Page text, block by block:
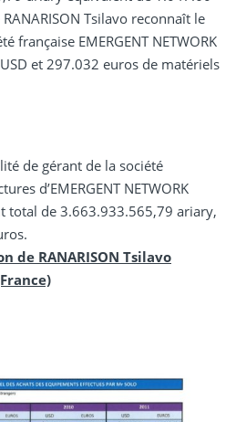
Tsilavo reconnaît le
française EMERGENT NETWORK
et 297.032 euros de matériels
de gérant de la société
d’EMERGENT NETWORK
total de 3.663.933.565,79 ariary,
de RANARISON Tsilavo